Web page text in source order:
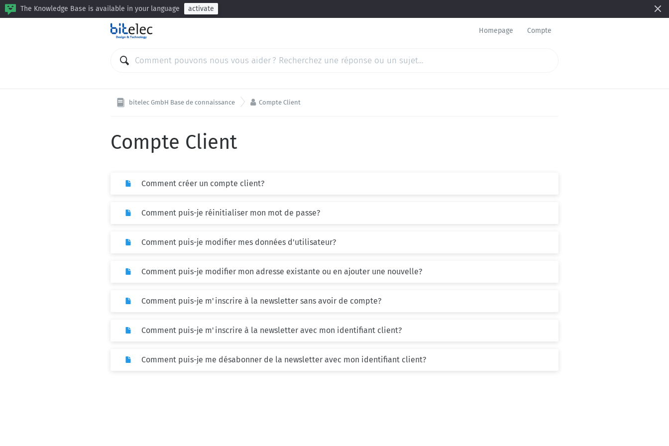
The Knowledge Base is available in your language activate
Homepage Compte
bitelec GmbH Base de connaissance  Compte Client
Compte Client
Comment créer un compte client?
Comment puis-je réinitialiser mon mot de passe?
Comment puis-je modifier mes données d'utilisateur?
Comment puis-je modifier mon adresse existante ou en ajouter une nouvelle?
Comment puis-je m'inscrire à la newsletter sans avoir de compte?
Comment puis-je m'inscrire à la newsletter avec mon identifiant client?
Comment puis-je me désabonner de la newsletter avec mon identifiant client?